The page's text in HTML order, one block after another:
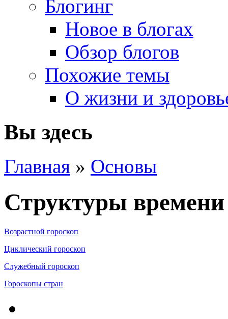
Блогинг
Новое в блогах
Обзор блогов
Похожие темы
О жизни и
Вы здесь
Главная » Основы
Структуры времени
Возрастной гороскоп
Циклический гороскоп
Служебный гороскоп
Гороскопы стран